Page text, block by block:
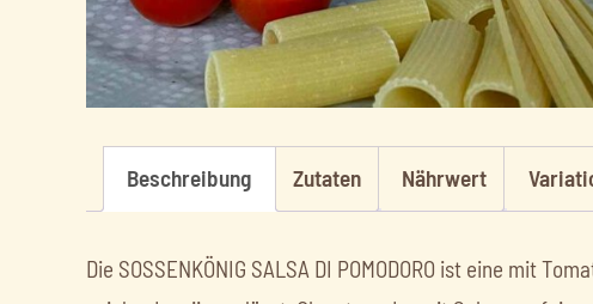
Beschreibung Zutaten Nährwert
Die SOSSENKÖNIG SALSA DI POMODORO ist eine mit